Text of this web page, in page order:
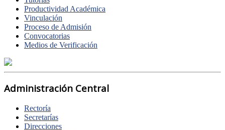
Productividad Académica
Vinculación
Proceso de Admisión
Convocatorias
Medios de Verificación
Administración Central
Rectoría
Secretarías
Direcciones